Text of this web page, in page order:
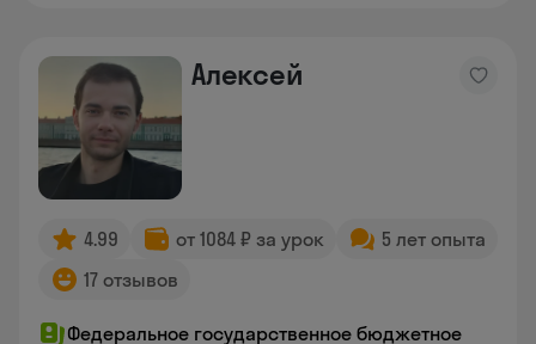
Алексей
4.99 от 1084 ₽ за урок
5 лет опыта
17 отзывов
Федеральное государственное бюджетное